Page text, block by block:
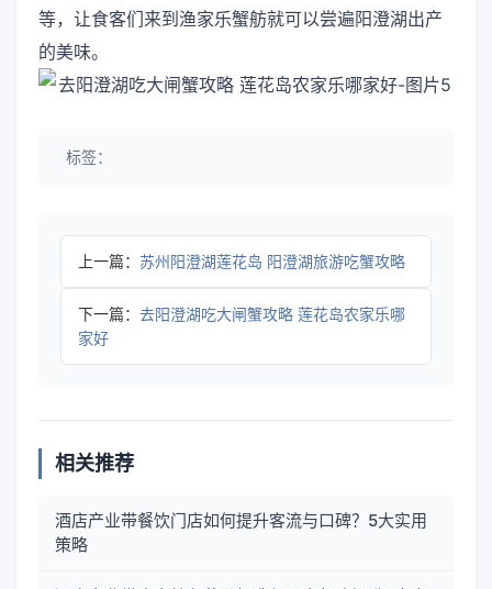
等，让食客们来到渔家乐蟹舫就可以尝遍阳澄湖出产
的美味。
标签：
上一篇： 苏州阳澄湖莲花岛 阳澄湖旅游吃蟹攻略
下一篇： 去阳澄湖吃大闸蟹攻略 莲花岛农家乐哪
家好
相关推荐
酒店产业带餐饮门店如何提升客流与口碑？5大实用
策略